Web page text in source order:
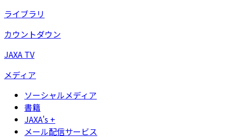
ライブラリ
カウントダウン
JAXA TV
メディア
ソーシャルメディア
書籍
JAXA's +
メール配信サービス